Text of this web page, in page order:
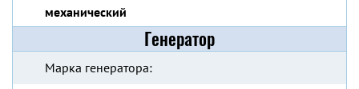
механический
Генератор
Марка генератора: